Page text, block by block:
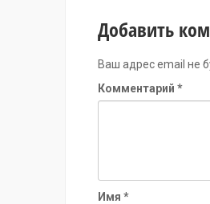
Добавить
Ваш адрес email не
Комментарий *
Имя *